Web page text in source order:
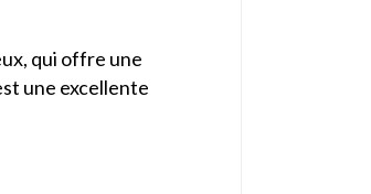
qui offre une
une excellente